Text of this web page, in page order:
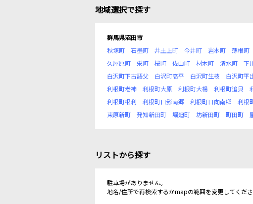
地域選択で探す
群馬県沼田市
秋塚町
石墨町 井土上町 今井町 岩本町 薄根町
久屋原町
栄町 桜町 佐山町 材木町 清水町 下
白沢町下古語父
白沢町高平 白沢町生枝 白沢町平
利根町老神
利根町大原 利根町大楊 利根町追貝
利根町根利
利根町日影南郷 利根町日向南郷 利根
東原新町
発知新田町 堀廻町 坊新田町 町田町
リストから探す
駐車場がありません。
地名/住所で再検索するかmapの範囲を変更してくださ